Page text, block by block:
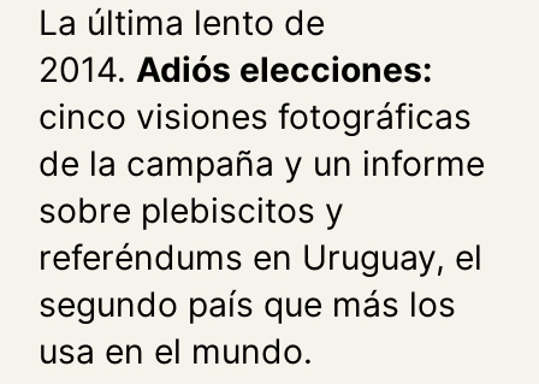
La última lento de
2014. Adiós elecciones:
cinco visiones fotográficas
de la campaña y un informe
sobre plebiscitos y
referéndums en Uruguay, el
segundo país que más los
usa en el mundo.